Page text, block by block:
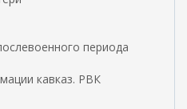
периода
кавказ. РВК